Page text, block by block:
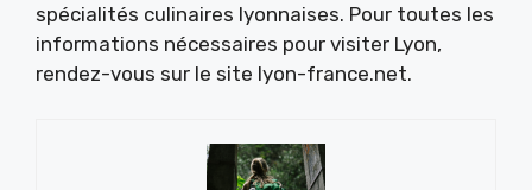
spécialités culinaires lyonnaises. Pour toutes les
informations nécessaires pour visiter Lyon,
rendez-vous sur le site lyon-france.net.